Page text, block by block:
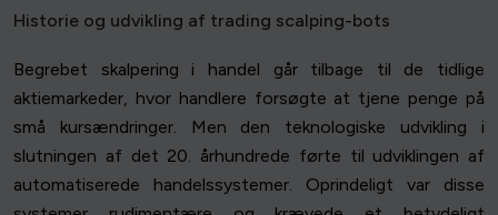
Historie og udvikling af trading scalping-bots
Begrebet skalpering i handel går tilbage til de tidlige
aktiemarkeder, hvor handlere forsøgte at tjene penge på
små kursændringer. Men den teknologiske udvikling i
slutningen af det 20. århundrede førte til udviklingen af
automatiserede handelssystemer. Oprindeligt var disse